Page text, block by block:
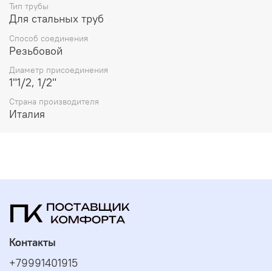
Тип трубы
Для стальных труб
Способ соединения
Резьбовой
Диаметр присоединения
1"1/2, 1/2"
Страна производителя
Италия
Контакты
+79991401915